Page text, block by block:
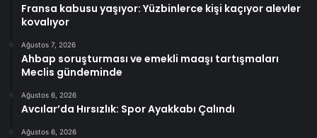
Fransa kabusu yaşıyor: Yüzbinlerce kişi kaçıyor alevler
kovalıyor
Ağustos 7, 2026
Ahbap soruşturması ve emekli maaşı tartışmaları
Meclis gündeminde
Ağustos 6, 2026
Avcılar’da Hırsızlık: Spor Ayakkabı Çalındı
Ağustos 6, 2026